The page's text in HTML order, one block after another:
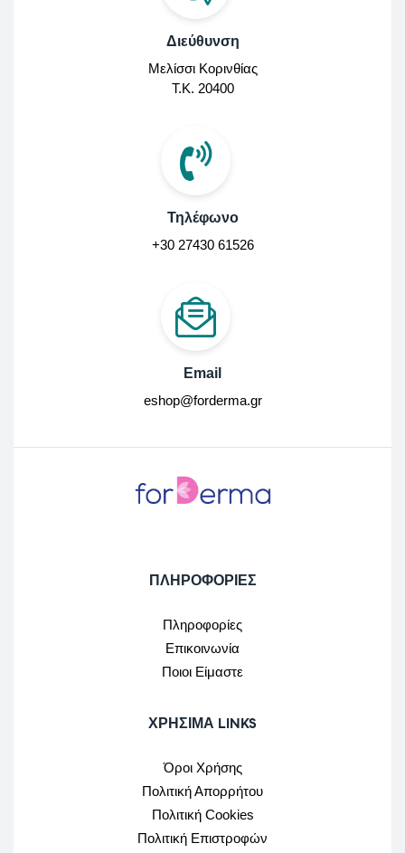
Διεύθυνση
Μελίσσι Κορινθίας
Τ.Κ. 20400
Τηλέφωνο
+30 27430 61526
Email
eshop@forderma.gr
ΠΛΗΡΟΦΟΡΙΕΣ
Πληροφορίες
Επικοινωνία
Ποιοι Είμαστε
ΧΡΉΣΙΜΑ LINKS
Όροι Χρήσης
Πολιτική Απορρήτου
Πολιτική Cookies
Πολιτική Επιστροφών